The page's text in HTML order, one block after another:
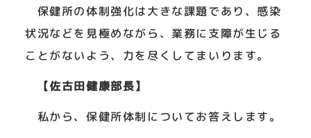
保健所の体制強化は大きな課題であり、感染
状況などを見極めながら、業務に支障が生じる
ことがないよう、力を尽くしてまいります。
【佐古田健康部長】
私から、保健所体制についてお答えします。